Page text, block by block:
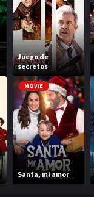
Juego de
secretos
MOVIE
Santa, mi amor